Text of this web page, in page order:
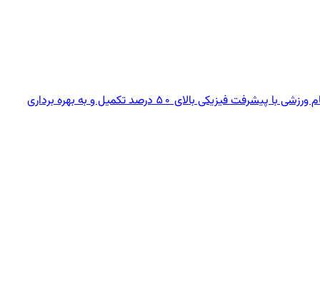
وزیر ورزش و جوانان از وجود سه هزار پروژه‌ نیمه‌تمام ورزشی در کشورخبر داد و گفت: تا پایان دولت دوازدهم ۸۰۰ تا یک هزار و ۲۰۰ پروژه نیمه تمام ورزشی با پیشرفت فیزیکی بالای ۵۰ درصد تکمیل و به بهره برداری